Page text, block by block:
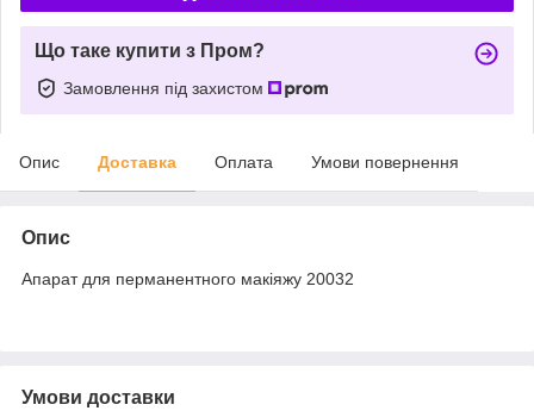
Що таке купити з Пром?
Замовлення під захистом
Опис Доставка Оплата Умови повернення
Опис
Апарат для перманентного макіяжу 20032
Умови доставки